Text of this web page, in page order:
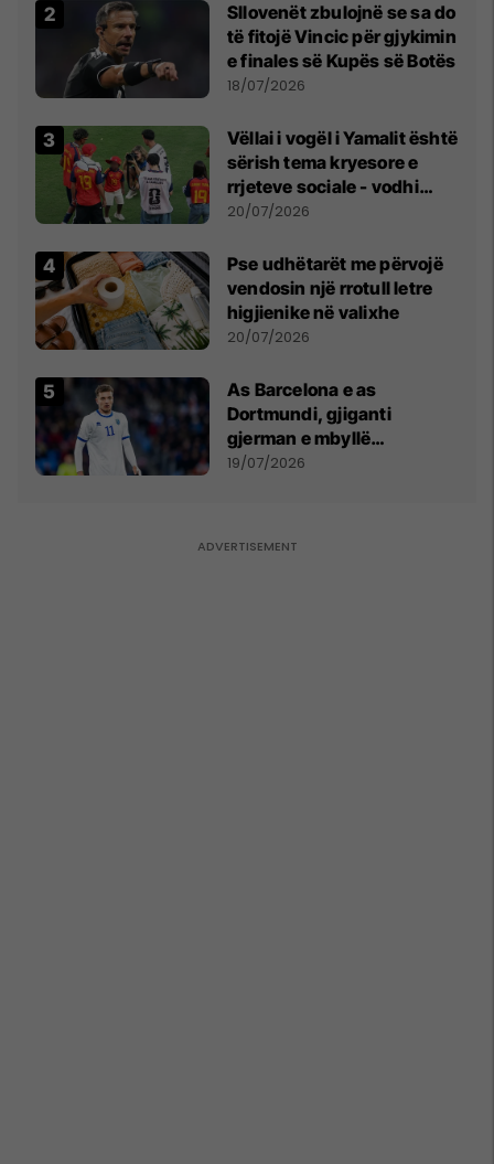
Sllovenët zbulojnë se sa do
të fitojë Vincic për gjykimin
e finales së Kupës së Botës
18/07/2026
Vëllai i vogël i Yamalit është
sërish tema kryesore e
rrjeteve sociale - vodhi
vëmendjen pas finales së
20/07/2026
Pse udhëtarët me përvojë
vendosin një rrotull letre
higjienike në valixhe
20/07/2026
As Barcelona e as
Dortmundi, gjiganti
gjerman e mbyllë
marrëveshjen për Fisnik
19/07/2026